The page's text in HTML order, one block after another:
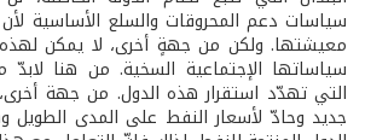
سياسات دعم المحروقات والسلع الأساسية
معيشتها. ولكن من جهةٍ أخرى، لا يمكن
سياساتها الإجتماعية السخية. من هنا
التي تهدّد استقرار هذه الدول. من جهة
جديد وحادّ لأسعار النفط على المدى